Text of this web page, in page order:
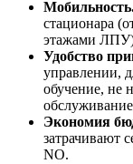
стационара
этажами
Удобство
управлении,
обучение, не
Экономия
затрачивают
NO.